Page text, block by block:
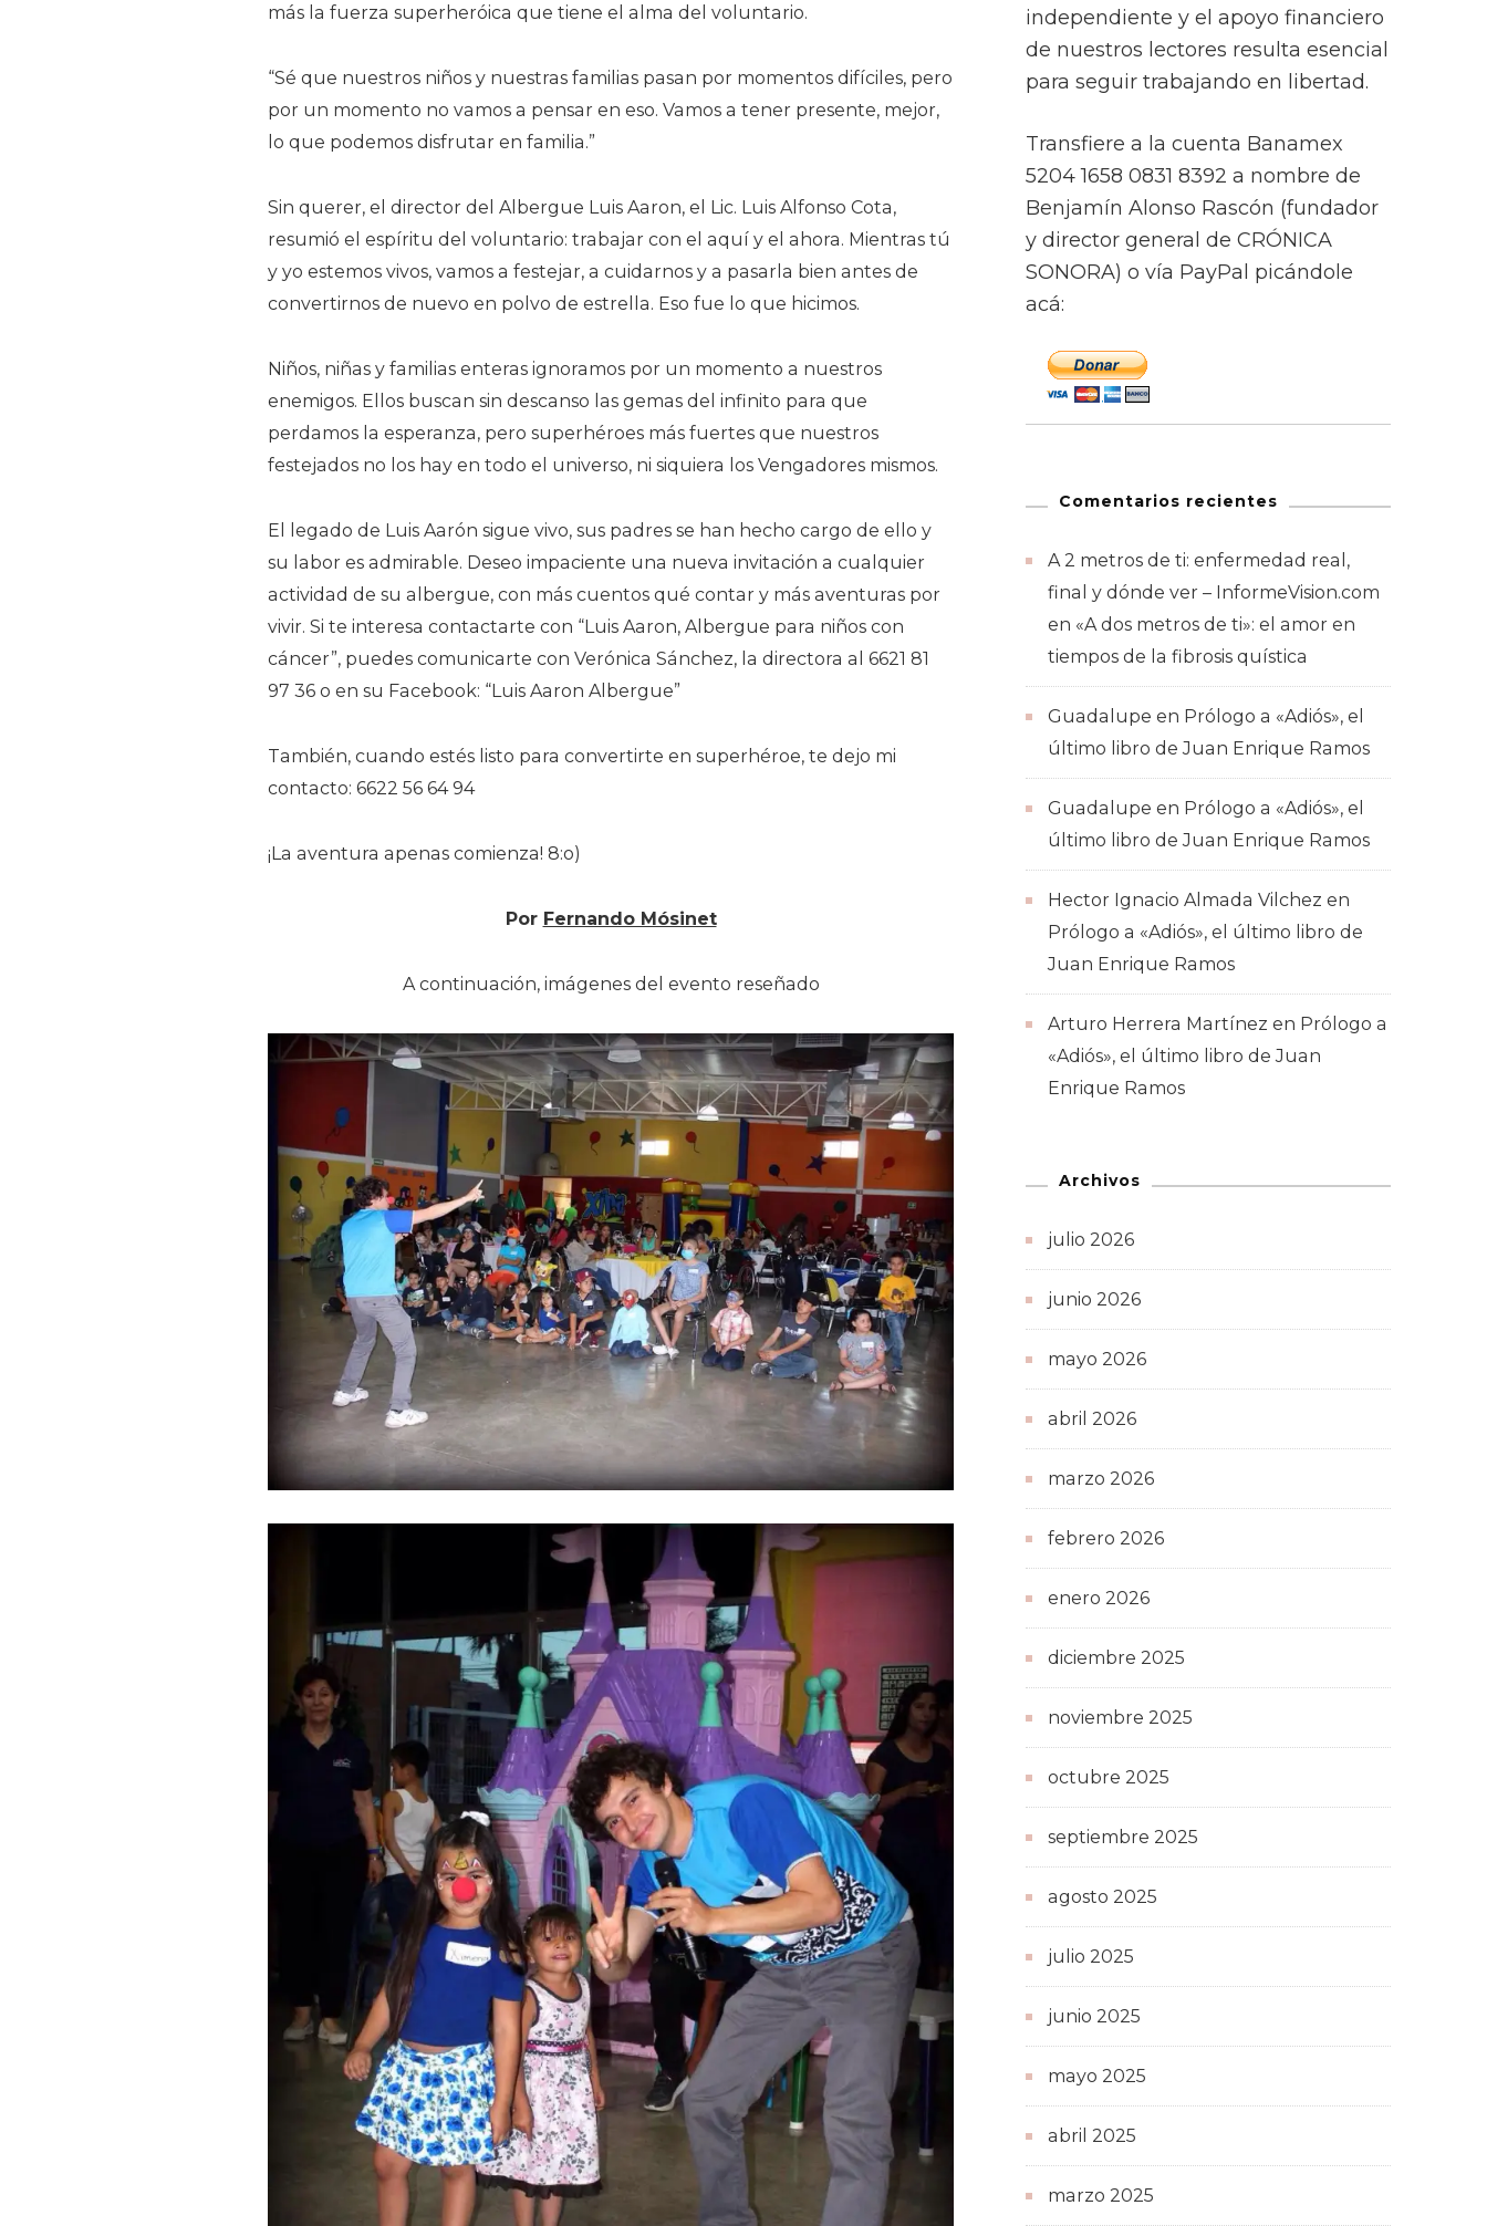
más la fuerza superheróica que tiene el alma del voluntario.
“Sé que nuestros niños y nuestras familias pasan por momentos difíciles, pero
por un momento no vamos a pensar en eso. Vamos a tener presente, mejor,
lo que podemos disfrutar en familia.”
Sin querer, el director del Albergue Luis Aaron, el Lic. Luis Alfonso Cota,
resumió el espíritu del voluntario: trabajar con el aquí y el ahora. Mientras tú
y yo estemos vivos, vamos a festejar, a cuidarnos y a pasarla bien antes de
convertirnos de nuevo en polvo de estrella. Eso fue lo que hicimos.
Niños, niñas y familias enteras ignoramos por un momento a nuestros
enemigos. Ellos buscan sin descanso las gemas del infinito para que
perdamos la esperanza, pero superhéroes más fuertes que nuestros
festejados no los hay en todo el universo, ni siquiera los Vengadores mismos.
El legado de Luis Aarón sigue vivo, sus padres se han hecho cargo de ello y
su labor es admirable. Deseo impaciente una nueva invitación a cualquier
actividad de su albergue, con más cuentos qué contar y más aventuras por
vivir. Si te interesa contactarte con “Luis Aaron, Albergue para niños con
cáncer”, puedes comunicarte con Verónica Sánchez, la directora al 6621 81
97 36 o en su Facebook: “Luis Aaron Albergue”
También, cuando estés listo para convertirte en superhéroe, te dejo mi
contacto: 6622 56 64 94
¡La aventura apenas comienza! 8:o)
Por Fernando Mósinet
A continuación, imágenes del evento reseñado
independiente y el apoyo financiero
de nuestros lectores resulta esencial
para seguir trabajando en libertad.
Transfiere a la cuenta Banamex
5204 1658 0831 8392 a nombre de
Benjamín Alonso Rascón (fundador
y director general de CRÓNICA
SONORA) o vía PayPal picándole
acá:
Comentarios recientes
A 2 metros de ti: enfermedad real,
final y dónde ver – InformeVision.com
en «A dos metros de ti»: el amor en
tiempos de la fibrosis quística
Guadalupe en Prólogo a «Adiós», el
último libro de Juan Enrique Ramos
Guadalupe en Prólogo a «Adiós», el
último libro de Juan Enrique Ramos
Hector Ignacio Almada Vilchez en
Prólogo a «Adiós», el último libro de
Juan Enrique Ramos
Arturo Herrera Martínez en Prólogo a
«Adiós», el último libro de Juan
Enrique Ramos
Archivos
julio 2026
junio 2026
mayo 2026
abril 2026
marzo 2026
febrero 2026
enero 2026
diciembre 2025
noviembre 2025
octubre 2025
septiembre 2025
agosto 2025
julio 2025
junio 2025
mayo 2025
abril 2025
marzo 2025